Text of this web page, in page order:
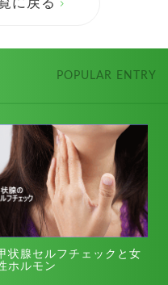
に戻る
POPULAR ENTRY
状腺セルフチェックと女
ホルモン